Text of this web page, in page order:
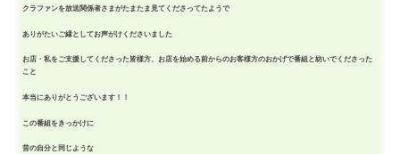
クラファンを放送関係者さまがたまたま見てくださってたようで
ありがたいご縁としてお声がけくださいました
お店・私をご支援してくださった皆様方、 お店を始める前からのお客様方のおかげで番組と紡いでくださった
こと
本当にありがとうございます！！
この番組をきっかけに
昔の自分と同じような